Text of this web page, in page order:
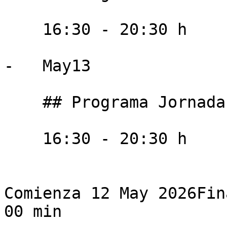
-   May13
Comienza 12 May
00 min